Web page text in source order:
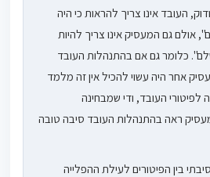
העובד אינו צריך להראות כי היה
אולם גם המעסיק אינו צריך להיות
כלומר גם אם בהתנהלות העובד
אחר היה עשוי להכיל אין זה מלמד
לפיטורי העובד, ודי שמבחינה
ראה בהתנהלות העובד סיבה טובה
בין הפיטורים לעילת ההפלייה